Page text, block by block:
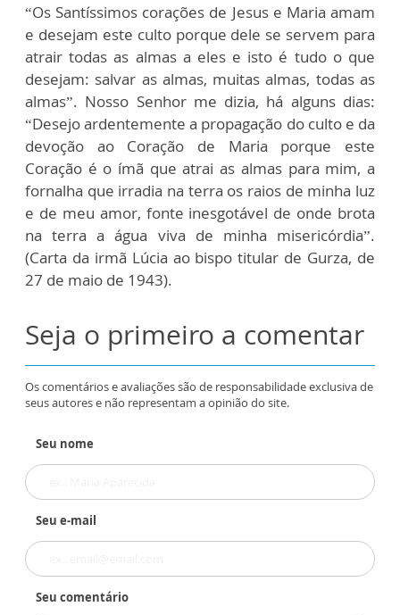
“Os Santíssimos corações de Jesus e Maria amam
e desejam este culto porque dele se servem para
atrair todas as almas a eles e isto é tudo o que
desejam: salvar as almas, muitas almas, todas as
almas”. Nosso Senhor me dizia, há alguns dias:
“Desejo ardentemente a propagação do culto e da
devoção ao Coração de Maria porque este
Coração é o ímã que atrai as almas para mim, a
fornalha que irradia na terra os raios de minha luz
e de meu amor, fonte inesgotável de onde brota
na terra a água viva de minha misericórdia”.
(Carta da irmã Lúcia ao bispo titular de Gurza, de
27 de maio de 1943).
Seja o primeiro a comentar
Os comentários e avaliações são de responsabilidade exclusiva de
seus autores e não representam a opinião do site.
Seu nome
Seu e-mail
Seu comentário